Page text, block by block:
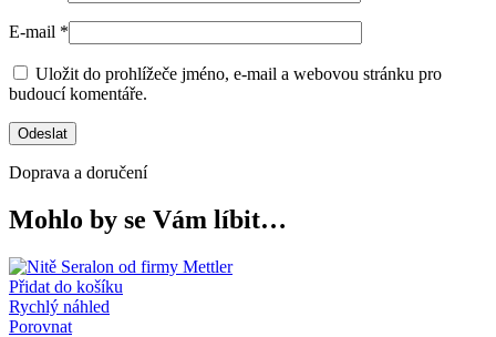
E-mail *
Uložit do prohlížeče jméno, e-mail a webovou stránku pro
budoucí komentáře.
Doprava a doručení
Mohlo by se Vám líbit…
Přidat do košíku
Rychlý náhled
Porovnat